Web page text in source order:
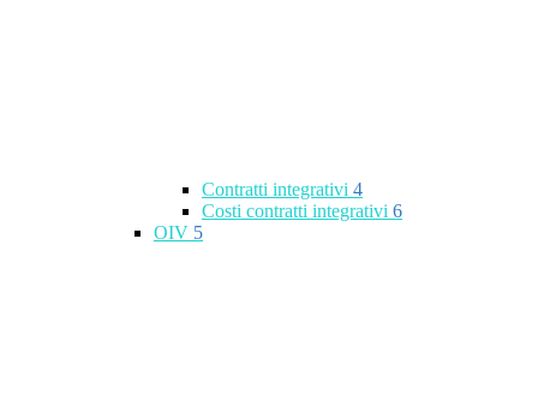
Contratti integrativi 4
Costi contratti integrativi 6
OIV 5